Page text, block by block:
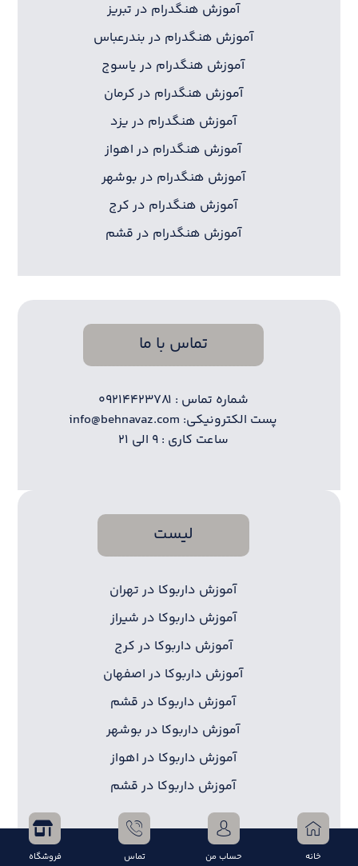
آموزش هنگدرام در تبریز
آموزش هنگدرام در بندرعباس
آموزش هنگدرام در یاسوج
آموزش هنگدرام در کرمان
آموزش هنگدرام در یزد
آموزش هنگدرام در اهواز
آموزش هنگدرام در بوشهر
آموزش هنگدرام در کرج
آموزش هنگدرام در قشم
تماس با ما
شماره تماس : ۰۹۲۱۴۴۲۳۷۸۱
پست الکترونیکی: info@behnavaz.com
ساعت کاری : ۹ الی ۲۱
لیست
آموزش داربوکا در تهران
آموزش داربوکا در شیراز
آموزش داربوکا در کرج
آموزش داربوکا در اصفهان
آموزش داربوکا در قشم
آموزش داربوکا در بوشهر
آموزش داربوکا در اهواز
آموزش داربوکا در قشم
خانه حساب من تماس فروشگاه